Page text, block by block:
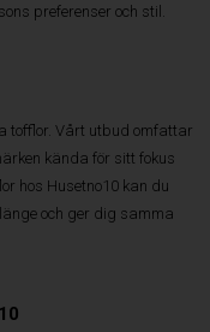
preferenser och stil.
tofflor. Vårt utbud omfattar
kända för sitt fokus
hos Husetno10 kan du
och ger dig samma